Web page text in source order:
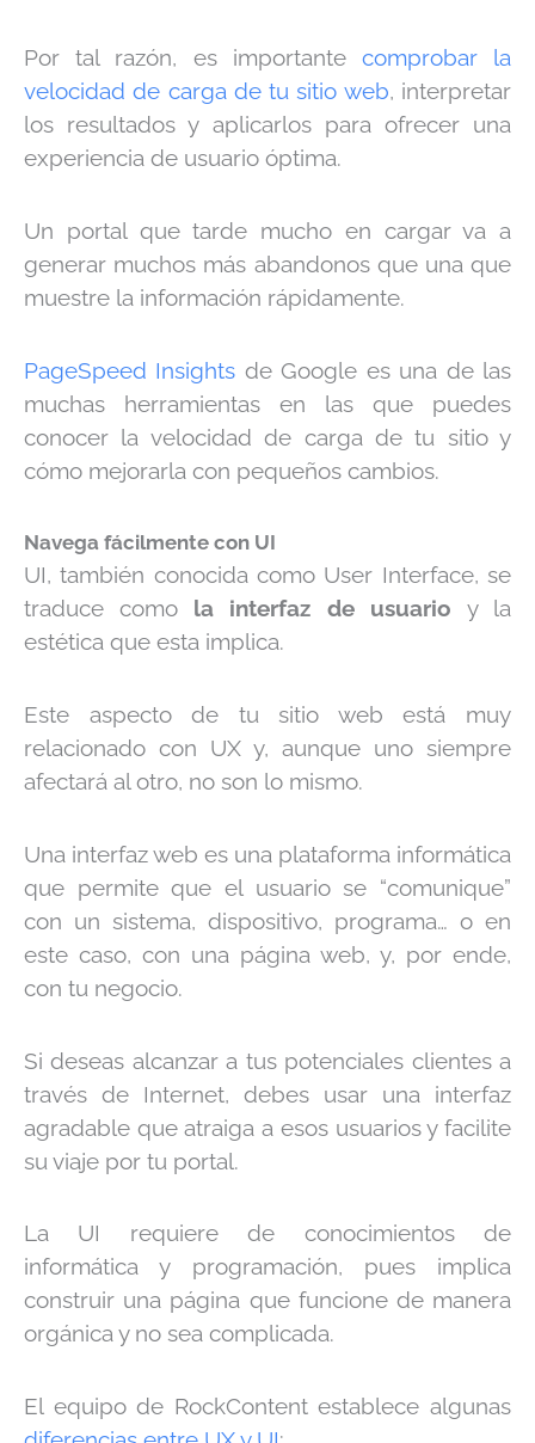
Por tal razón, es importante comprobar la
velocidad de carga de tu sitio web, interpretar
los resultados y aplicarlos para ofrecer una
experiencia de usuario óptima.
Un portal que tarde mucho en cargar va a
generar muchos más abandonos que una que
muestre la información rápidamente.
PageSpeed Insights de Google es una de las
muchas herramientas en las que puedes
conocer la velocidad de carga de tu sitio y
cómo mejorarla con pequeños cambios.
Navega fácilmente con UI
UI, también conocida como User Interface, se
traduce como la interfaz de usuario y la
estética que esta implica.
Este aspecto de tu sitio web está muy
relacionado con UX y, aunque uno siempre
afectará al otro, no son lo mismo.
Una interfaz web es una plataforma informática
que permite que el usuario se “comunique”
con un sistema, dispositivo, programa… o en
este caso, con una página web, y, por ende,
con tu negocio.
Si deseas alcanzar a tus potenciales clientes a
través de Internet, debes usar una interfaz
agradable que atraiga a esos usuarios y facilite
su viaje por tu portal.
La UI requiere de conocimientos de
informática y programación, pues implica
construir una página que funcione de manera
orgánica y no sea complicada.
El equipo de RockContent establece algunas